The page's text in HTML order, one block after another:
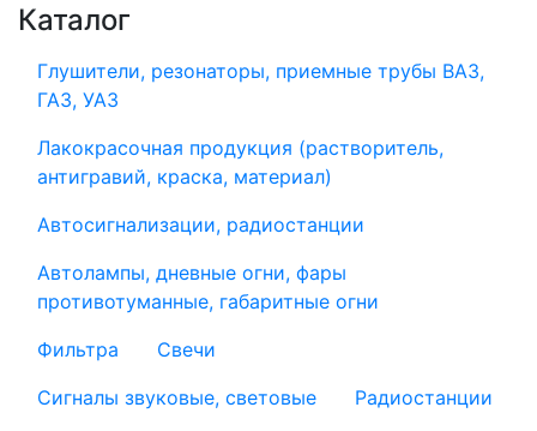
Каталог
Глушители, резонаторы, приемные трубы ВАЗ,
ГАЗ, УАЗ
Лакокрасочная продукция (растворитель,
антигравий, краска, материал)
Автосигнализации, радиостанции
Автолампы, дневные огни, фары
противотуманные, габаритные огни
Фильтра
Свечи
Сигналы звуковые, световые
Радиостанции